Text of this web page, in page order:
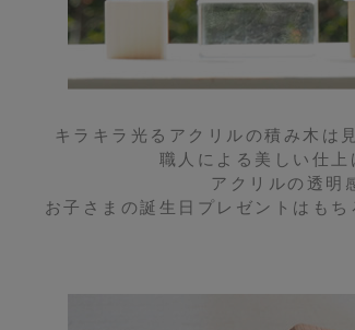
キラキラ光るアクリルの積み木は
職人による美しい仕
アクリルの透明
お子さまの誕生日プレゼントはも